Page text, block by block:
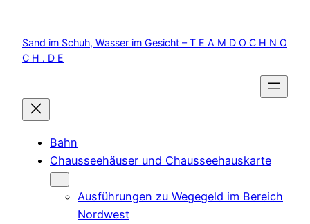
springen
Sand im Schuh, Wasser im Gesicht – T E A M D O C H N O
C H . D E
Bahn
Chausseehäuser und Chausseehauskarte
Ausführungen zu Wegegeld im Bereich
Nordwest